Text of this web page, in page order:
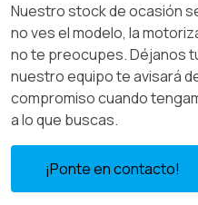
Nuestro stock de ocasión
no ves el modelo, la
no te preocupes. Déjanos
nuestro equipo te avisará
compromiso cuando
a lo que buscas.
¡Ponte en contacto!